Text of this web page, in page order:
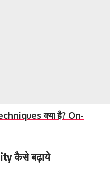
क्या है? On-
कैसे बढ़ाये